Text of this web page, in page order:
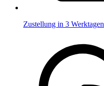
Zustellung in 3